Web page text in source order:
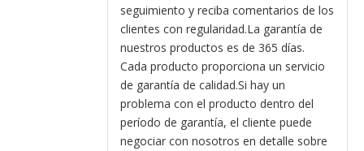
seguimiento y reciba comentarios de los
clientes con regularidad.La garantía de
nuestros productos es de 365 días.
Cada producto proporciona un servicio
de garantía de calidad.Si hay un
problema con el producto dentro del
período de garantía, el cliente puede
negociar con nosotros en detalle sobre